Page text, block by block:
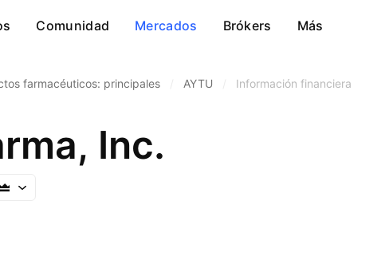
Comunidad Mercados Brókers Más
farmacéuticos: principales AYTU Información financiera
Inc.